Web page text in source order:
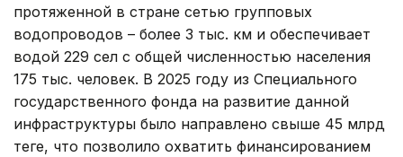
протяженной в стране сетью групповых
водопроводов – более 3 тыс. км и обеспечивает
водой 229 сел с общей численностью населения
175 тыс. человек. В 2025 году из Специального
государственного фонда на развитие данной
инфраструктуры было направлено свыше 45 млрд
теңге, что позволило охватить финансированием